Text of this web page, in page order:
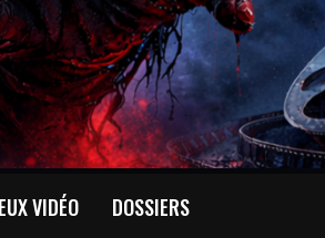
VIDÉO DOSSIERS